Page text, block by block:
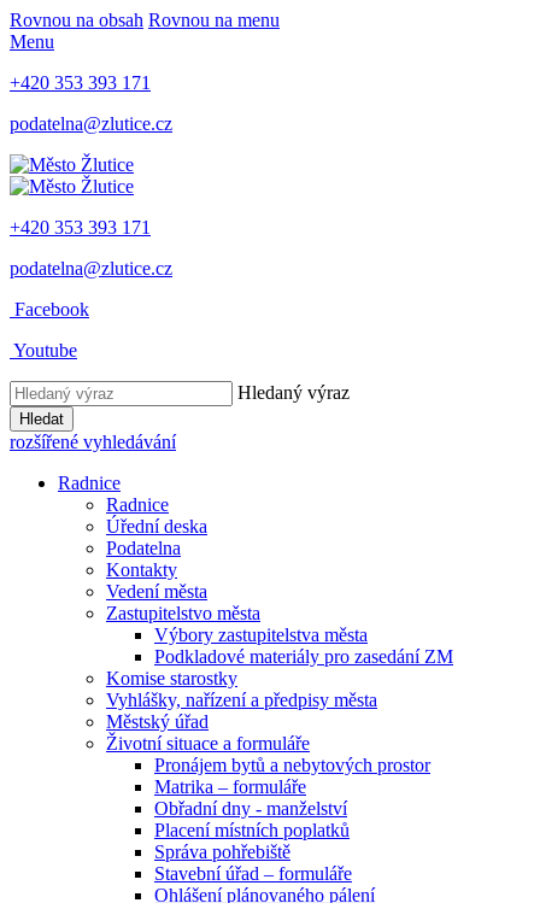
Rovnou na obsah Rovnou na menu
Menu
+420 353 393 171
podatelna@zlutice.cz
+420 353 393 171
podatelna@zlutice.cz
Facebook
Youtube
Hledaný výraz
Hledat
rozšířené vyhledávání
Radnice
Radnice
Úřední deska
Podatelna
Kontakty
Vedení města
Zastupitelstvo města
Výbory zastupitelstva města
Podkladové materiály pro zasedání ZM
Komise starostky
Vyhlášky, nařízení a předpisy města
Městský úřad
Životní situace a formuláře
Pronájem bytů a nebytových prostor
Matrika – formuláře
Obřadní dny - manželství
Placení místních poplatků
Správa pohřebiště
Stavební úřad – formuláře
Ohlášení plánovaného pálení